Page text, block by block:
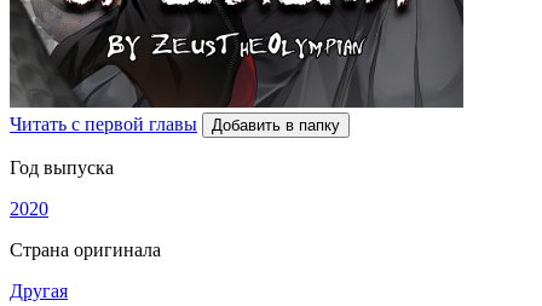
Читать с первой главы Добавить в папку
Год выпуска
2020
Страна оригинала
Другая